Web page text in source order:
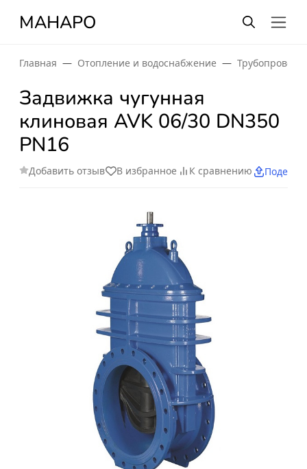
МАНАРО
Главная Отопление и водоснабжение
Задвижка чугунная
клиновая AVK 06/30 DN350
PN16
Добавить отзыв В избранное К сравнению